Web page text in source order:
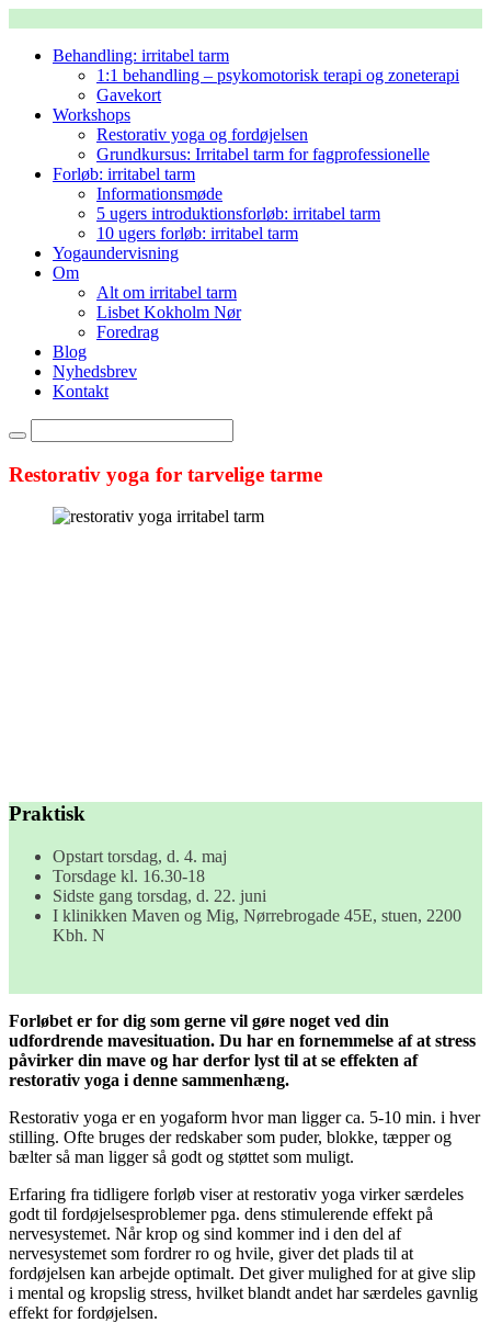
Behandling: irritabel tarm
1:1 behandling – psykomotorisk terapi og zoneterapi
Gavekort
Workshops
Restorativ yoga og fordøjelsen
Grundkursus: Irritabel tarm for fagprofessionelle
Forløb: irritabel tarm
Informationsmøde
5 ugers introduktionsforløb: irritabel tarm
10 ugers forløb: irritabel tarm
Yogaundervisning
Om
Alt om irritabel tarm
Lisbet Kokholm Nør
Foredrag
Blog
Nyhedsbrev
Kontakt
Restorativ yoga for tarvelige tarme
Praktisk
Opstart torsdag, d. 4. maj
Torsdage kl. 16.30-18
Sidste gang torsdag, d. 22. juni
I klinikken Maven og Mig, Nørrebrogade 45E, stuen, 2200
Kbh. N
Forløbet er for dig som gerne vil gøre noget ved din
udfordrende mavesituation. Du har en fornemmelse af at stress
påvirker din mave og har derfor lyst til at se effekten af
restorativ yoga i denne sammenhæng.
Restorativ yoga er en yogaform hvor man ligger ca. 5-10 min. i hver
stilling. Ofte bruges der redskaber som puder, blokke, tæpper og
bælter så man ligger så godt og støttet som muligt.
Erfaring fra tidligere forløb viser at restorativ yoga virker særdeles
godt til fordøjelsesproblemer pga. dens stimulerende effekt på
nervesystemet. Når krop og sind kommer ind i den del af
nervesystemet som fordrer ro og hvile, giver det plads til at
fordøjelsen kan arbejde optimalt. Det giver mulighed for at give slip
i mental og kropslig stress, hvilket blandt andet har særdeles gavnlig
effekt for fordøjelsen.